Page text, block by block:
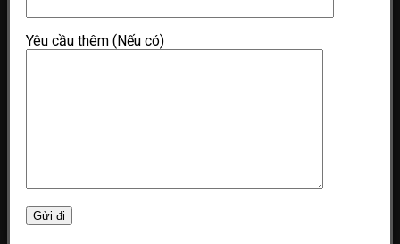
Yêu cầu thêm (Nếu có)